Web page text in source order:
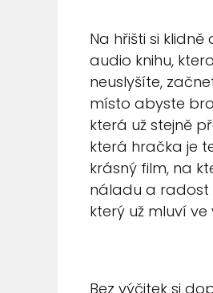
Na hřišti si
audio knihu,
neuslyšíte,
místo abyste
která už stejně
která hračka je
krásný film, na
náladu a radost
který už mluví ve
Bez výčitek si